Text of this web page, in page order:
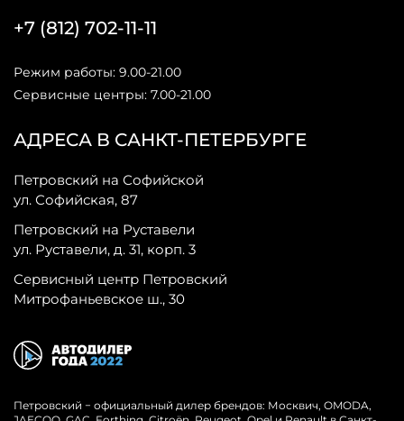
АДРЕСА В САНКТ-ПЕТЕРБУРГЕ
Петровский на Софийской
ул. Софийская, 87
Петровский на Руставели
ул. Руставели, д. 31, корп. 3
Сервисный центр Петровский
Митрофаньевское ш., 30
+7 (812) 702-11-11
Режим работы: 9.00-21.00
Сервисные центры: 7.00-21.00
Петровский − официальный дилер брендов: Москвич, OMODA,